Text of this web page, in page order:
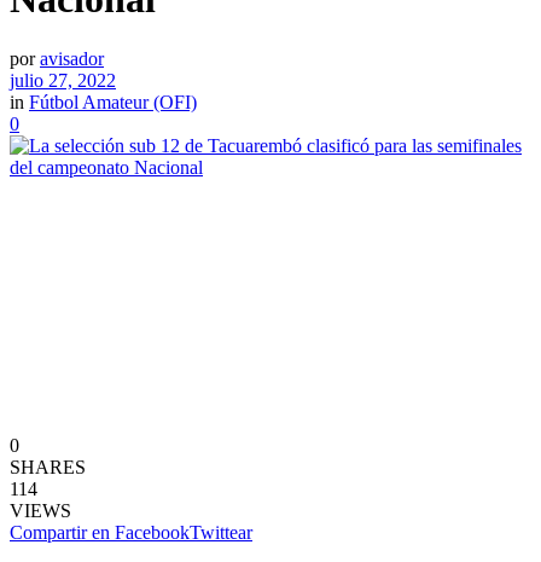
por avisador
julio 27, 2022
in Fútbol Amateur (OFI)
0
0
SHARES
114
VIEWS
Compartir en FacebookTwittear